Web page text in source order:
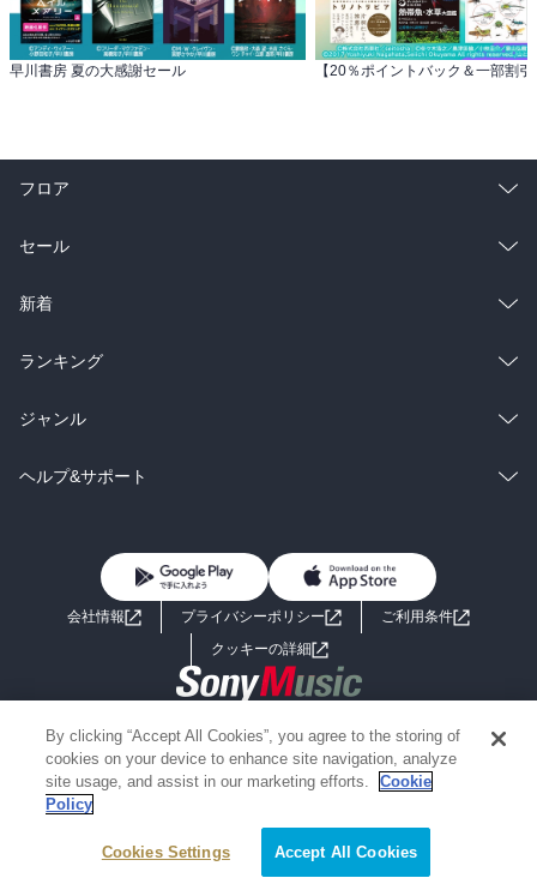
早川書房 夏の大感謝セール
絞り込み条件を変える
フロア
総合
ラノベ
雑誌・グラビア
BL・TL
セール
総合
ラノベ
雑誌・グラビア
BL・TL
新着
総合
ラノベ
雑誌・グラビア
ランキング
総合
ラノベ
ジャンル
コミック
ライトノベル 男子向けラノベ
小説
海外小説
ミステリー SF
歴史・時代小説
グラビア写真集
ヘルプ&サポート
よくあるご質問 お問い合わせ
会社情報 プライバシーポリシー
ご利用条件
クッキーの詳細
Copyright 2017 - 2026 Sony Music Entertainment(Japan) Inc.
Information on the site is for the Japan domestic market only
powered by
By clicking “Accept All Cookies”, you agree to the storing of
cookies on your device to enhance site navigation, analyze
site usage, and assist in our marketing efforts.
Cookie
Policy
Cookies Settings Accept All Cookies